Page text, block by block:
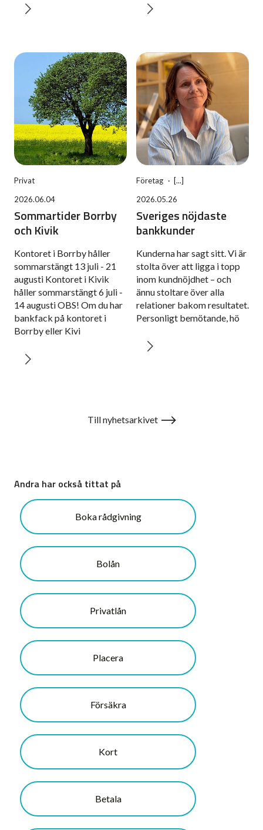
Privat
2026.06.04
Sommartider Borrby
och Kivik
Kontoret i Borrby håller
sommarstängt 13 juli - 21
augusti Kontoret i Kivik
håller sommarstängt 6 juli -
14 augusti OBS! Om du har
bankfack på kontoret i
Borrby eller Kivi
Företag
2026.05.26
Sveriges nöjdaste
bankkunder
Kunderna har sagt sitt. Vi är
stolta över att ligga i topp
inom kundnöjdhet – och
ännu stoltare över alla
relationer bakom resultatet.
Personligt bemötande, hö
Till nyhetsarkivet
Andra har också tittat på
Boka rådgivning
Bolån
Privatlån
Placera
Försäkra
Kort
Betala